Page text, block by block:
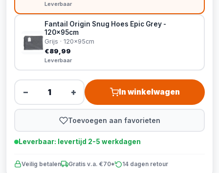
Leverbaar
Fantail Origin Snug Hoes Epic Grey -
120x95cm
Grijs · 120x95cm
€89,99
Leverbaar
− + In winkelwagen
Toevoegen aan favorieten
Leverbaar: levertijd 2-5 werkdagen
Veilig betalen Gratis v.a. €70* 14 dagen retour